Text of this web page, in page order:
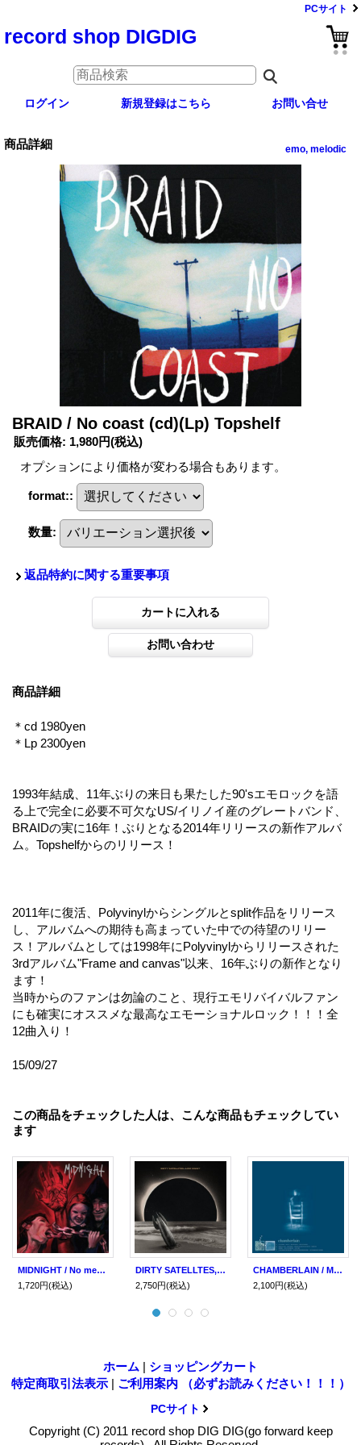
PCサイト
record shop DIGDIG
ログイン 新規登録はこちら お問い合せ
商品詳細 emo, melodic
BRAID / No coast (cd)(Lp) Topshelf
販売価格: 1,980円(税込)
オプションにより価格が変わる場合もあります。
format::
数量:
返品特約に関する重要事項
商品詳細
＊cd 1980yen
＊Lp 2300yen
1993年結成、11年ぶりの来日も果たした90'sエモロックを語
る上で完全に必要不可欠なUS/イリノイ産のグレートバンド、
BRAIDの実に16年！ぶりとなる2014年リリースの新作アルバ
ム。Topshelfからのリリース！
2011年に復活、Polyvinylからシングルとsplit作品をリリース
し、アルバムへの期待も高まっていた中での待望のリリー
ス！アルバムとしては1998年にPolyvinylからリリースされた
3rdアルバム"Frame and canvas"以来、16年ぶりの新作となり
ます！
当時からのファンは勿論のこと、現行エモリバイバルファン
にも確実にオススメな最高なエモーショナルロック！！！全
12曲入り！
15/09/27
この商品をチェックした人は、こんな商品もチェックしてい
ます
MIDNIGHT / No mercy for mayhem (2cd)(Lp)(tape) Hells headbangers
1,720円(税込)
DIRTY SATELLTES, LOW COAST / Split (Lp) Impulse
2,750円(税込)
CHAMBERLAIN / Moon My Saddle (2Lp) Topshelf
2,100円(税込)
ホーム | ショッピングカート
特定商取引法表示 | ご利用案内 （必ずお読みください！！！）
PCサイト
Copyright (C) 2011 record shop DIG DIG(go forward keep